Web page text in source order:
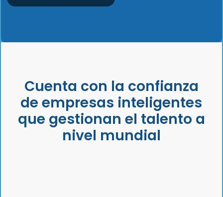
Cuenta con la confianza
de empresas inteligentes
que gestionan el talento a
nivel mundial